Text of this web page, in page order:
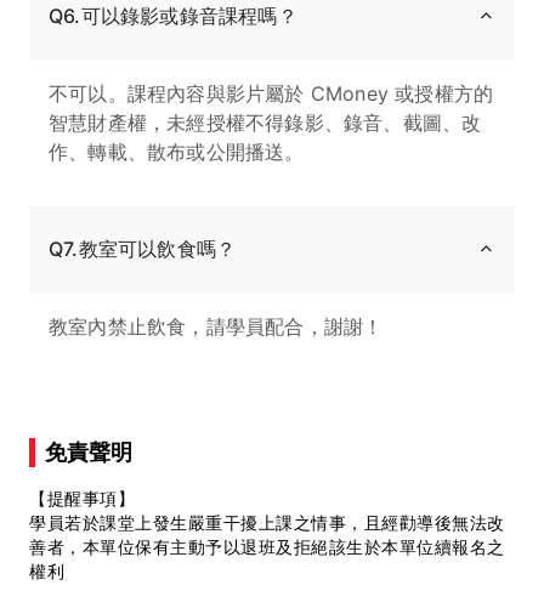
Q6.可以錄影或錄音課程嗎？
不可以。課程內容與影片屬於 CMoney 或授權方的
智慧財產權，未經授權不得錄影、錄音、截圖、改
作、轉載、散布或公開播送。
Q7.教室可以飲食嗎？
教室內禁止飲食，請學員配合，謝謝！
免責聲明
【提醒事項】
學員若於課堂上發生嚴重干擾上課之情事，且經勸導後無法改
善者，本單位保有主動予以退班及拒絕該生於本單位續報名之
權利